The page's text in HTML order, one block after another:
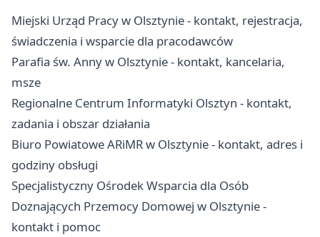
Miejski Urząd Pracy w Olsztynie - kontakt, rejestracja,
świadczenia i wsparcie dla pracodawców
Parafia św. Anny w Olsztynie - kontakt, kancelaria,
msze
Regionalne Centrum Informatyki Olsztyn - kontakt,
zadania i obszar działania
Biuro Powiatowe ARiMR w Olsztynie - kontakt, adres i
godziny obsługi
Specjalistyczny Ośrodek Wsparcia dla Osób
Doznających Przemocy Domowej w Olsztynie -
kontakt i pomoc